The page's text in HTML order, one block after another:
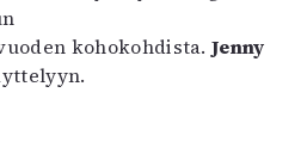
kohokohdista.Jenny